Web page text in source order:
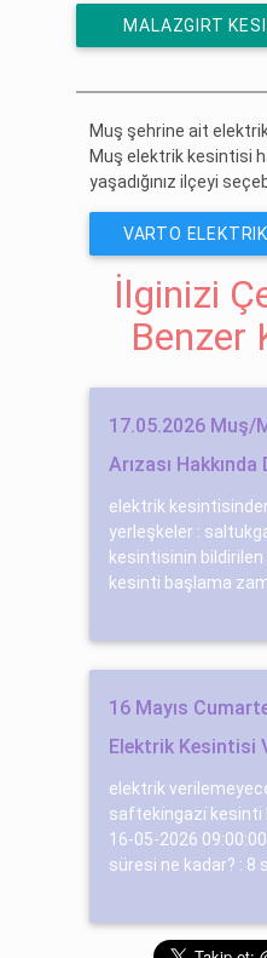
MALAZGIRT
Muş şehrine ait
Muş elektrik kesintisi
yaşadığınız ilçeyi
VARTO
İlginizi
Benzer
17.05.2026 Muş/
Arızası
elektrik
yerleşkeler :
kesintisinin
kesinti başlama
16 Mayıs
Elektrik Kesintisi
elektrik
safteki̇ngazi̇ kesinti
16-05-2026
süresi ne kadar? : 8